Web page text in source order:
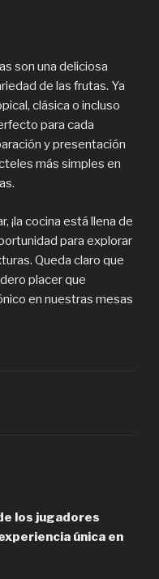
son una deliciosa
de las frutas. Ya
clásica o incluso
para cada
y presentación
más simples en
¡la cocina está llena de
para explorar
Queda claro que
placer que
en nuestras mesas
los jugadores
única en